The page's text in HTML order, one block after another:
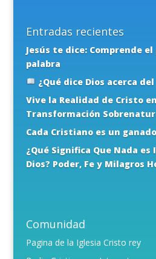
Entradas recientes
Jesús te dice: Comprende
palabra
¿Qué dice Dios acerca
Vive la Realidad de Cristo
Transformación
Cada Cristiano es un
¿Qué Significa Que Nada es
Dios? Poder, Fe y Milagros
Comunidad
Pagina de la Iglesia Cristo rey